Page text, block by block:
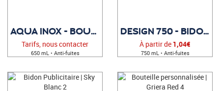
AQUA INOX - BOUTEILLE PUBLICITAIRE
Tarifs, nous contacter
650 mL • Anti-fuites
DESIGN 750 - BIDON PUBLICITAIRE
À partir de 1,04€
750 mL • Anti-fuites